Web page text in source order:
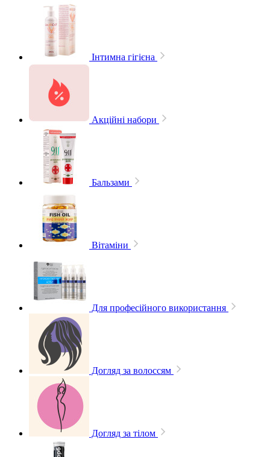
Інтимна гігієна
Акційні набори
Бальзами
Вітаміни
Для професійного використання
Догляд за волоссям
Догляд за тілом